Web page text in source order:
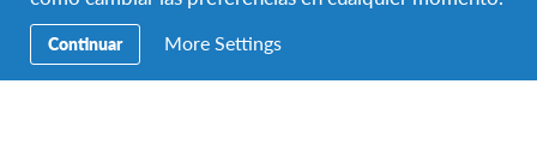
nuestras comunidades, así como tomar medidas
efectivas de forma individual y colectivamente para
Continuar More Settings